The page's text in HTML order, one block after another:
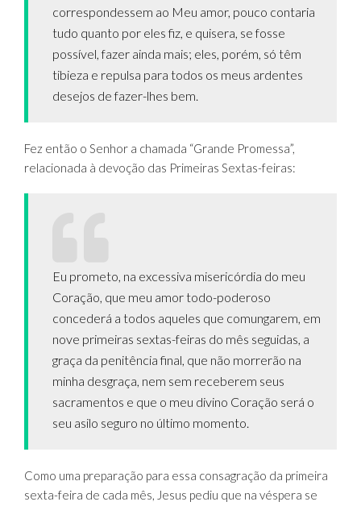
correspondessem ao Meu amor, pouco contaria
tudo quanto por eles fiz, e quisera, se fosse
possível, fazer ainda mais; eles, porém, só têm
tibieza e repulsa para todos os meus ardentes
desejos de fazer-lhes bem.
Fez então o Senhor a chamada “Grande Promessa”,
relacionada à devoção das Primeiras Sextas-feiras:
Eu prometo, na excessiva misericórdia do meu
Coração, que meu amor todo-poderoso
concederá a todos aqueles que comungarem, em
nove primeiras sextas-feiras do mês seguidas, a
graça da penitência final, que não morrerão na
minha desgraça, nem sem receberem seus
sacramentos e que o meu divino Coração será o
seu asilo seguro no último momento.
Como uma preparação para essa consagração da primeira
sexta-feira de cada mês, Jesus pediu que na véspera se